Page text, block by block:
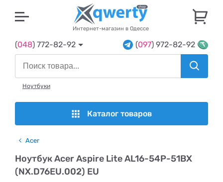
Интернет-магазин в Одессе
(048) 772-82-92 (097) 972-82-92
Ноутбуки
Каталог товаров
Acer
Ноутбук Acer Aspire Lite AL16-54P-51BX
(NX.D76EU.002) EU